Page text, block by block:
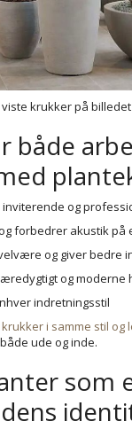
viste krukker på
både
inviterende og
forbedrer akustik på
og giver bedre
og moderne
indretningsstil
krukker i samme stil og
ude og inde.
som